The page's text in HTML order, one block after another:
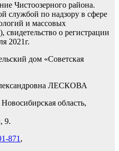
Чистоозерного района.
службой по надзору в сфере
и массовых
о регистрации
2021г.
дом «Советская
ЛЕСКОВА
область,
9.
871 ,